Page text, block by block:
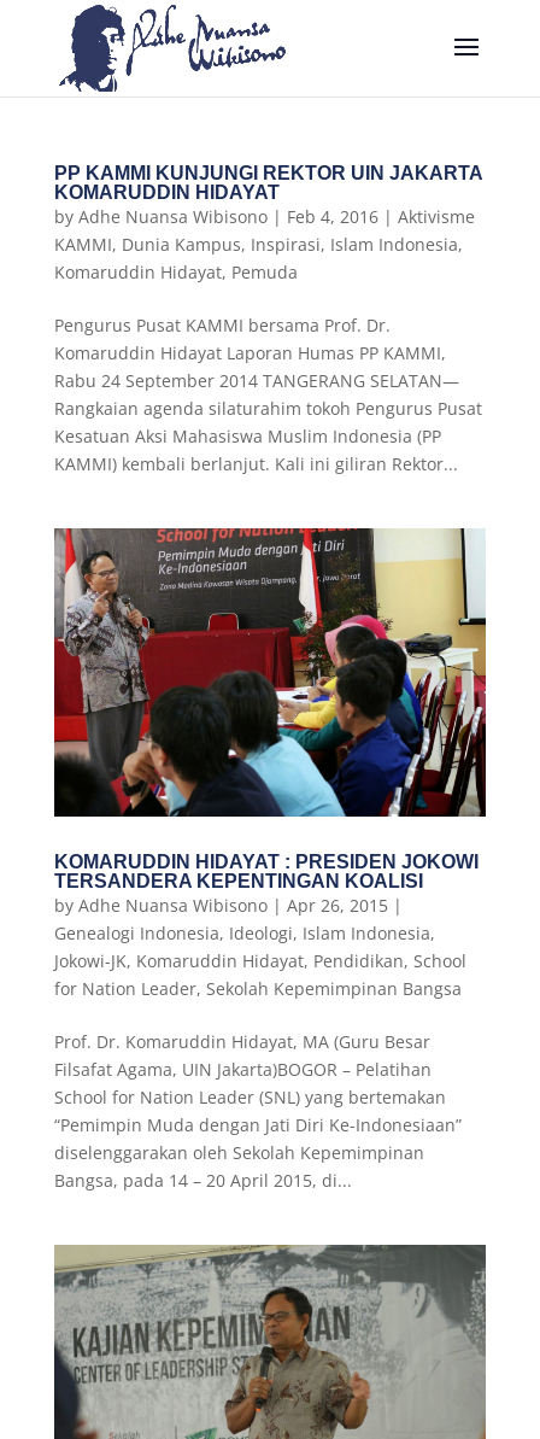
PP KAMMI KUNJUNGI REKTOR UIN JAKARTA
KOMARUDDIN HIDAYAT
by Adhe Nuansa Wibisono| Feb 4, 2016| Aktivisme
KAMMI, Dunia Kampus, Inspirasi, Islam Indonesia,
Komaruddin Hidayat, Pemuda
Pengurus Pusat KAMMI bersama Prof. Dr.
Komaruddin Hidayat Laporan Humas PP KAMMI,
Rabu 24 September 2014 TANGERANG SELATAN—
Rangkaian agenda silaturahim tokoh Pengurus Pusat
Kesatuan Aksi Mahasiswa Muslim Indonesia (PP
KAMMI) kembali berlanjut. Kali ini giliran Rektor...
KOMARUDDIN HIDAYAT : PRESIDEN JOKOWI
TERSANDERA KEPENTINGAN KOALISI
by Adhe Nuansa Wibisono| Apr 26, 2015|
Genealogi Indonesia, Ideologi, Islam Indonesia,
Jokowi-JK, Komaruddin Hidayat, Pendidikan, School
for Nation Leader, Sekolah Kepemimpinan Bangsa
Prof. Dr. Komaruddin Hidayat, MA (Guru Besar
Filsafat Agama, UIN Jakarta)BOGOR – Pelatihan
School for Nation Leader (SNL) yang bertemakan
“Pemimpin Muda dengan Jati Diri Ke-Indonesiaan”
diselenggarakan oleh Sekolah Kepemimpinan
Bangsa, pada 14 – 20 April 2015, di...